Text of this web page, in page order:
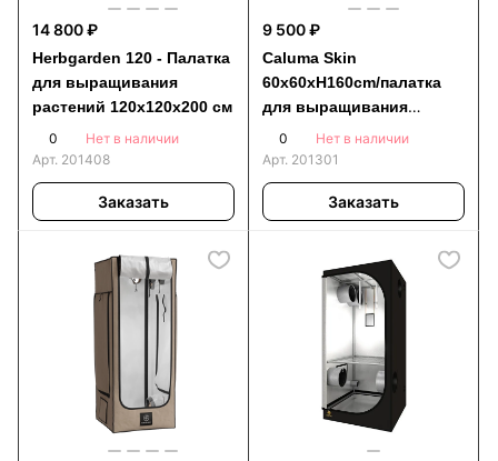
14 800 ₽
Herbgarden 120 - Палатка
для выращивания
растений 120x120x200 см
0
Нет в наличии
Арт. 201408
Заказать
9 500 ₽
Caluma Skin
60x60xH160cm/палатка
для выращивания
растений
0
Нет в наличии
Арт. 201301
Заказать